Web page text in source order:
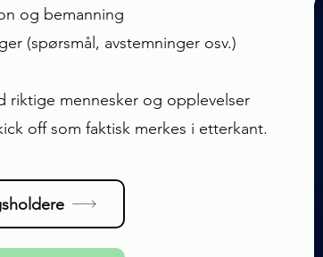
og bemanning
(spørsmål, avstemninger osv.)​
riktige mennesker og opplevelser
off som faktisk merkes i etterkant.